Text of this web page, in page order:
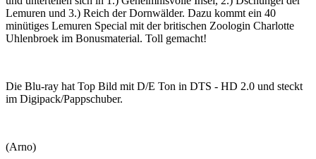
Lemuren und 3.) Reich der Dornwälder. Dazu kommt ein 40
minütiges Lemuren Special mit der britischen Zoologin Charlotte
Uhlenbroek im Bonusmaterial. Toll gemacht!
Die Blu-ray hat Top Bild mit D/E Ton in DTS - HD 2.0 und steckt
im Digipack/Pappschuber.
(Arno)